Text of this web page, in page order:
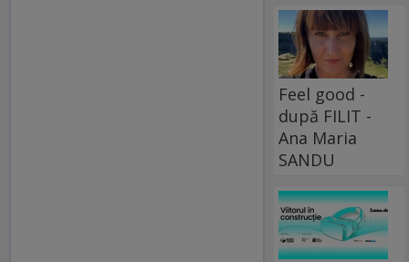
Feel good -
după FILIT -
Ana Maria
SANDU